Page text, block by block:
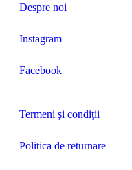
Despre noi
Instagram
Facebook
Termeni şi condiţii
Politica de returnare